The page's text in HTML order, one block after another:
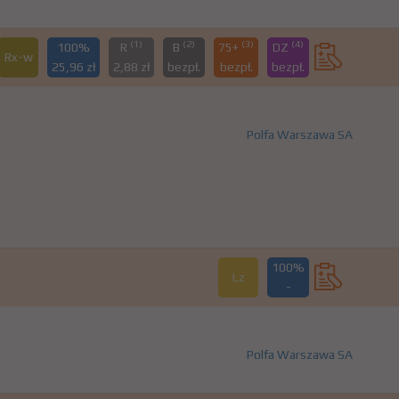
Rx-w
100%
25,96 zł
R (1)
2,88 zł
B (2)
bezpł.
75+ (3)
bezpł.
DZ (4)
bezpł.
Polfa Warszawa SA
Lz
100%
-
Polfa Warszawa SA